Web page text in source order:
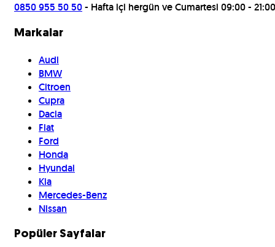
0850 955 50 50- Hafta içi hergün ve Cumartesi 09:00 - 21:00
Markalar
Audi
BMW
Citroen
Cupra
Dacia
Fiat
Ford
Honda
Hyundai
Kia
Mercedes-Benz
Nissan
Popüler Sayfalar